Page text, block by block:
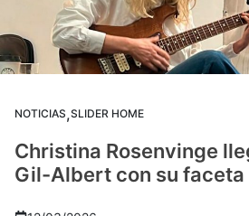
NOTICIAS,SLIDER HOME
Christina Rosenvinge
Gil-Albert con su faceta